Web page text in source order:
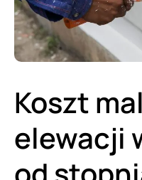
Koszt
elewacji